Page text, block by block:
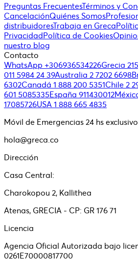
Preguntas FrecuentesTérminos y
CancelaciónQuiénes Somos
distribuidoresTrabaja en Greca
PrivacidadPolítica de Cookies
nuestro blog
Contacto
WhatsApp +306936534226Grecia
011 5984 24 39Australia 2 7202 6698
6302Canadá 1 888 200 5351Chile 2
601 5085335España 911430012
17085726USA 1 888 665 4835
Móvil de Emergencias 24 hs
hola@greca.co
Dirección
Casa Central:
Charokopou 2, Kallithea
Atenas, GRECIA - CP: GR 176 71
Licencia
Agencia Oficial Autorizada bajo
0261E70000817700